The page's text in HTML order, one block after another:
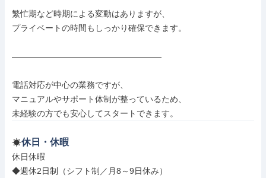
繁忙期など時期による変動はありますが、
プライベートの時間もしっかり確保できます。
――――――――――――――――――
電話対応が中心の業務ですが、
マニュアルやサポート体制が整っているため、
未経験の方でも安心してスタートできます。
休日・休暇
休日休暇
◆週休2日制（シフト制／月8～9日休み）